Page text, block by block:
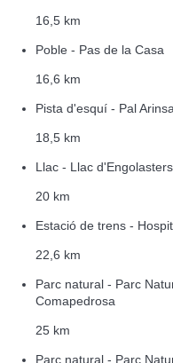
16,5 km
Poble - Pas de la Casa
16,6 km
Pista d'esquí - Pal
18,5 km
Llac - Llac d'Engolasters
20 km
Estació de trens -
22,6 km
Parc natural - Parc
Comapedrosa
25 km
Parc natural - Parc